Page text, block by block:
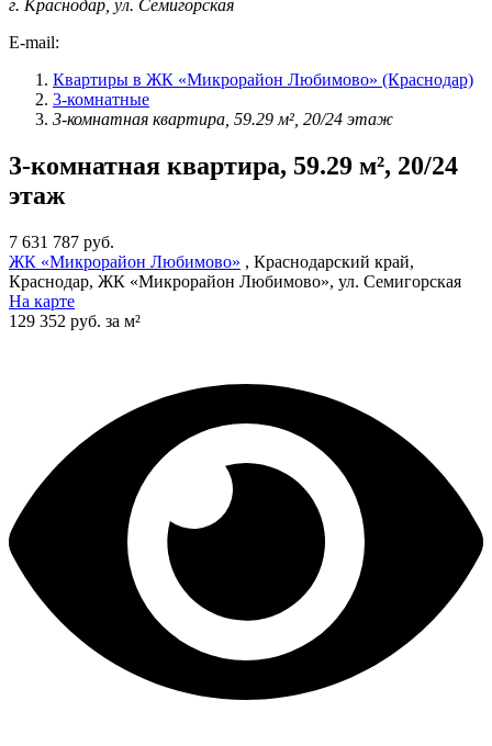
г. Краснодар, ул. Семигорская
E-mail:
Квартиры в ЖК «Микрорайон Любимово» (Краснодар)
3-комнатные
3-комнатная квартира, 59.29 м², 20/24 этаж
3-комнатная квартира, 59.29 м², 20/24
этаж
7 631 787 руб.
ЖК «Микрорайон Любимово» , Краснодарский край,
Краснодар, ЖК «Микрорайон Любимово», ул. Семигорская
На карте
129 352 руб. за м²